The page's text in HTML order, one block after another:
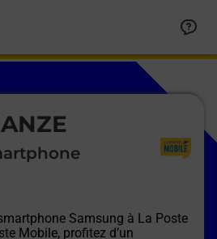
Samsung à La Poste
Mobile, profitez d’un
nouvel onglet